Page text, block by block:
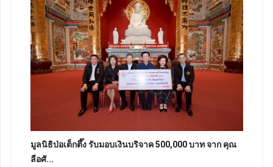
มูลนิธิป่อเต็กตึ๊ง รับมอบเงินบริจาค 500,000 บาท จาก คุณ
ลือศั...